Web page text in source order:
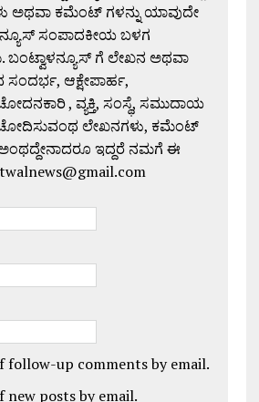
ಅಥವಾ ಕಮೆಂಟ್ ಗಳನ್ನು ಯಾವುದೇ
ಸಂಪಾದಕೀಯ ಬಳಗ
ಬಂಟ್ವಾಳನ್ಯೂಸ್ ಗೆ ಲೇಖನ ಅಥವಾ
ಆಕ್ಷೇಪಾರ್ಹ,
, ವ್ಯಕ್ತಿ, ಸಂಸ್ಥೆ, ಸಮುದಾಯ
ಲೇಖನಗಳು, ಕಮೆಂಟ್
ಅಂಥದ್ದೇನಾದರೂ ಇದ್ದರೆ ನಮಗೆ ಈ
follow-up comments by email.
new posts by email.